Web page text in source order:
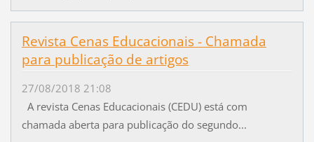
Revista Cenas Educacionais - Chamada
para publicação de artigos
27/08/2018 21:08
A revista Cenas Educacionais (CEDU) está com
chamada aberta para publicação do segundo...